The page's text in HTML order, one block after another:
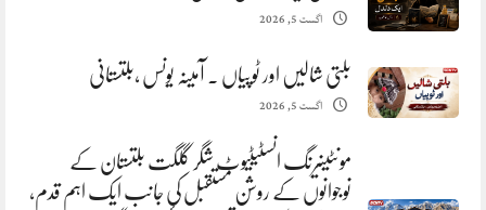
اگست 5, 2026
بلتی شالیں اور ٹوپیاں . آمینہ یونس ،بلتستانی
اگست 5, 2026
مونٹینیرنگ انسٹیٹیوٹ شگر گلگت بلتستان کے
نوجوانوں کے روشن مستقبل کی جانب ایک اہم قدم،